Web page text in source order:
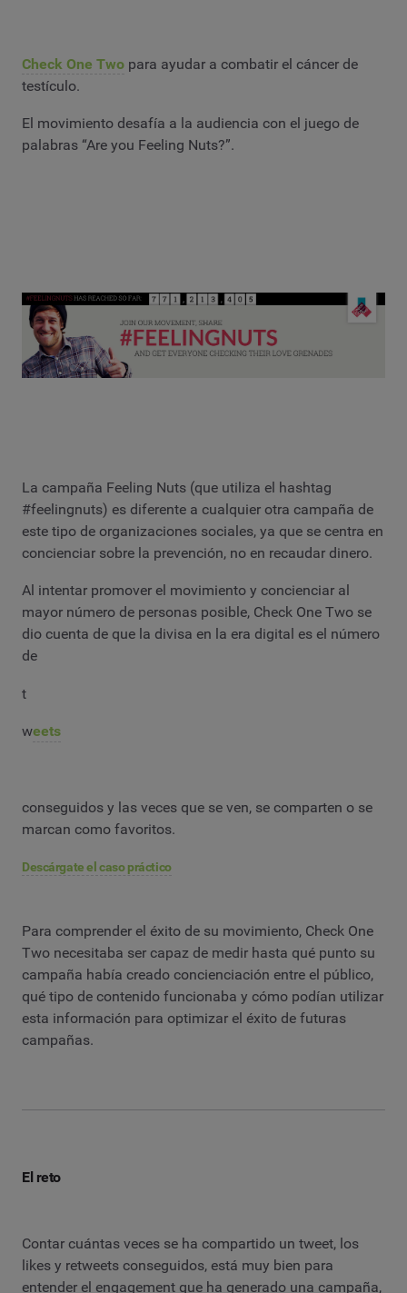
Check One Two para ayudar a combatir el cáncer de
testículo.
El movimiento desafía a la audiencia con el juego de
palabras “Are you Feeling Nuts?”.
La campaña Feeling Nuts (que utiliza el hashtag
#feelingnuts) es diferente a cualquier otra campaña de
este tipo de organizaciones sociales, ya que se centra en
concienciar sobre la prevención, no en recaudar dinero.
Al intentar promover el movimiento y concienciar al
mayor número de personas posible, Check One Two se
dio cuenta de que la divisa en la era digital es el número
de
t
weets
conseguidos y las veces que se ven, se comparten o se
marcan como favoritos.
Descárgate el caso práctico
Para comprender el éxito de su movimiento, Check One
Two necesitaba ser capaz de medir hasta qué punto su
campaña había creado concienciación entre el público,
qué tipo de contenido funcionaba y cómo podían utilizar
esta información para optimizar el éxito de futuras
campañas.
El reto
Contar cuántas veces se ha compartido un tweet, los
likes y retweets conseguidos, está muy bien para
entender el engagement que ha generado una campaña,